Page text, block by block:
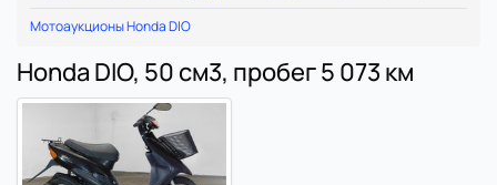
Мотоаукционы Honda DIO
Honda DIO, 50 см3, пробег 5 073 км